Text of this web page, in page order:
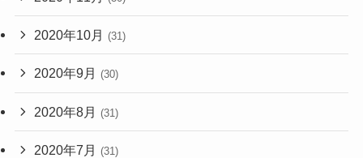
2020年10月 (31)
2020年9月 (30)
2020年8月 (31)
2020年7月 (31)